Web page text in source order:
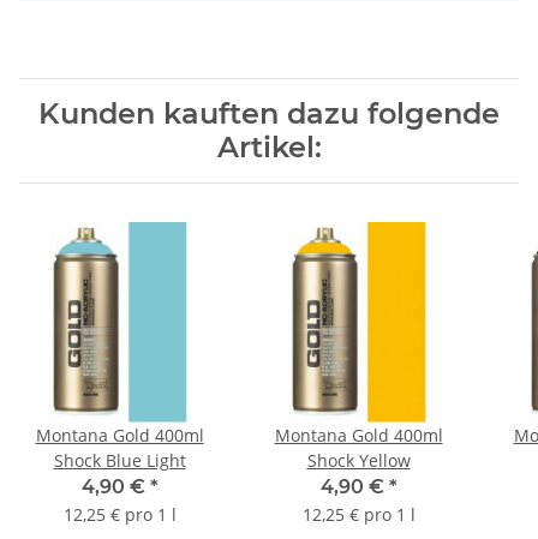
Kunden kauften dazu folgende
Artikel:
Montana Gold 400ml
Shock Blue Light
4,90 € *
12,25 € pro 1 l
Montana Gold 400ml
Shock Yellow
4,90 € *
12,25 € pro 1 l